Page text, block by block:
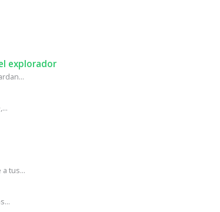
explorador
tus...